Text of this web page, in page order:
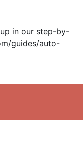
in our step-by-
guides/auto-